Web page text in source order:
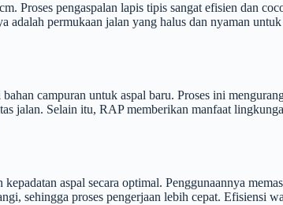
Proses pengaspalan lapis tipis sangat efisien dan
adalah permukaan jalan yang halus dan nyaman
campuran untuk aspal baru. Proses ini
jalan. Selain itu, RAP memberikan manfaat
aspal secara optimal. Penggunaannya
sehingga proses pengerjaan lebih cepat. Efisiensi